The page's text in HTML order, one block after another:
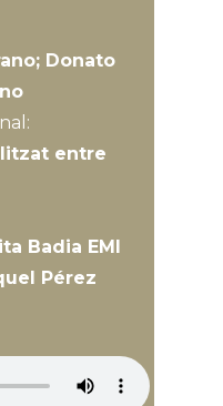
Donato
entre
Badia EMI
Pérez